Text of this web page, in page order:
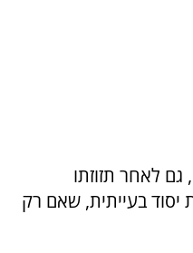
לאחר תזוזתו
יסוד בעייתית, שאם רק